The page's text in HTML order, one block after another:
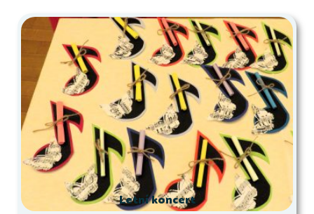
Letní koncert